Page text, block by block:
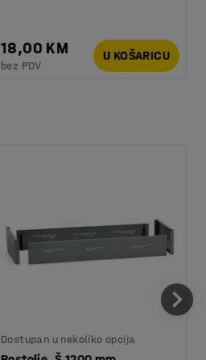
18,00 KM
bez PDV
U KOŠARICU
Dostupan u nekoliko opcija